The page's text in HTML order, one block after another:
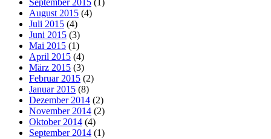
September 2015 (1)
August 2015 (4)
Juli 2015 (4)
Juni 2015 (3)
Mai 2015 (1)
April 2015 (4)
März 2015 (3)
Februar 2015 (2)
Januar 2015 (8)
Dezember 2014 (2)
November 2014 (2)
Oktober 2014 (4)
September 2014 (1)